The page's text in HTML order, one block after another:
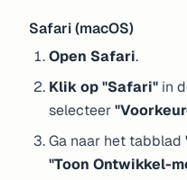
Safari (macOS)
Open Safari.
Klik op "Safari" in
selecteer
Ga naar het tabblad
"Toon Ontwikkel-